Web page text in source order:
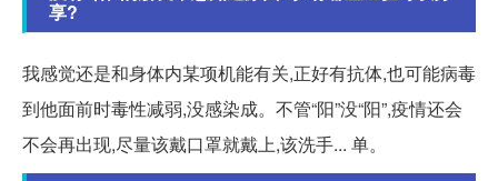
享?
我感觉还是和身体内某项机能有关,正好有抗体,也可能病毒
到他面前时毒性减弱,没感染成。不管“阳”没“阳”,疫情还会
不会再出现,尽量该戴口罩就戴上,该洗手... 单。